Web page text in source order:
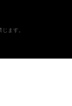
ます。